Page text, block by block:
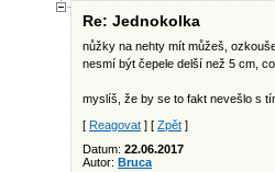
Re: Jednokolka
nůžky na nehty mít můžeš,
nesmí být čepele delší než 5 cm,
myslíš, že by se to fakt nevešlo s
[ Reagovat ] [ Zpět ]
Datum: 22.06.2017
Autor: Bruca